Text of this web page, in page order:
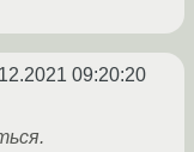
09:20:20